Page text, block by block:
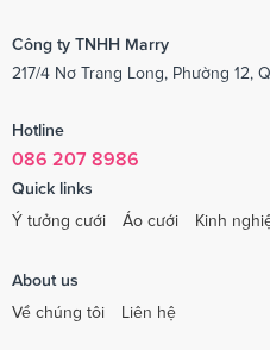
Công ty TNHH Marry
217/4 Nơ Trang Long, Phường 12,
Hotline
086 207 8986
Quick links
Ý tưởng cưới
Áo cưới Kinh
About us
Về chúng tôi
Liên hệ